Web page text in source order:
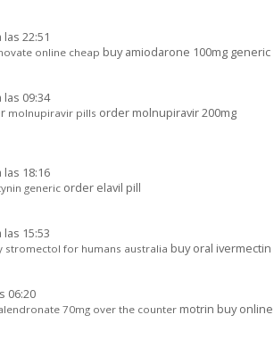
22:51
online cheap buy amiodarone 100mg generic
09:34
molnupiravir pills order molnupiravir 200mg
18:16
generic order elavil pill
15:53
stromectol for humans australia buy oral ivermectin
06:20
70mg over the counter motrin buy online